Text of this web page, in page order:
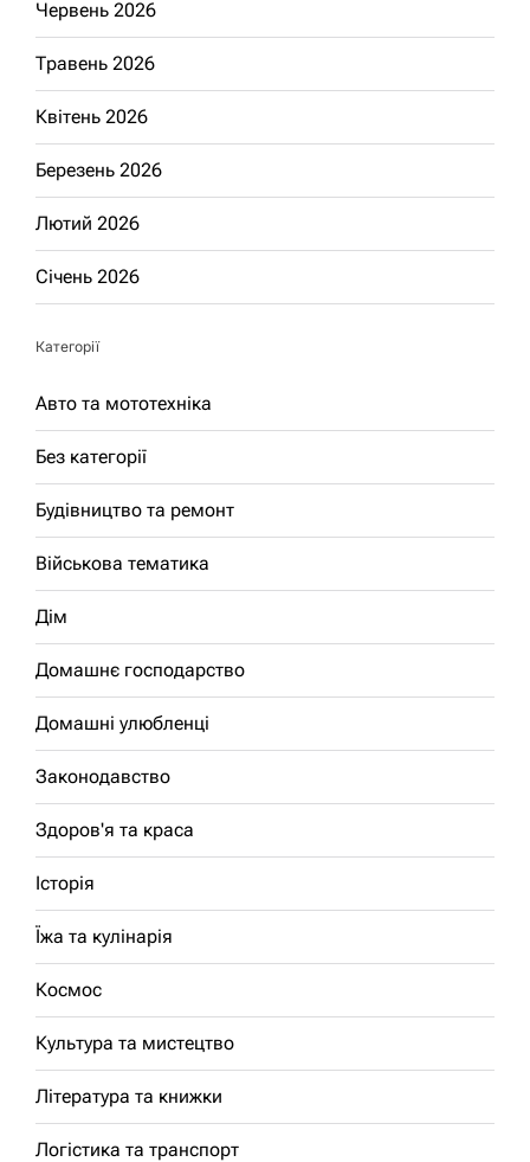
Червень 2026
Травень 2026
Квітень 2026
Березень 2026
Лютий 2026
Січень 2026
Категорії
Авто та мототехніка
Без категорії
Будівництво та ремонт
Військова тематика
Дім
Домашнє господарство
Домашні улюбленці
Законодавство
Здоров'я та краса
Історія
Їжа та кулінарія
Космос
Культура та мистецтво
Література та книжки
Логістика та транспорт